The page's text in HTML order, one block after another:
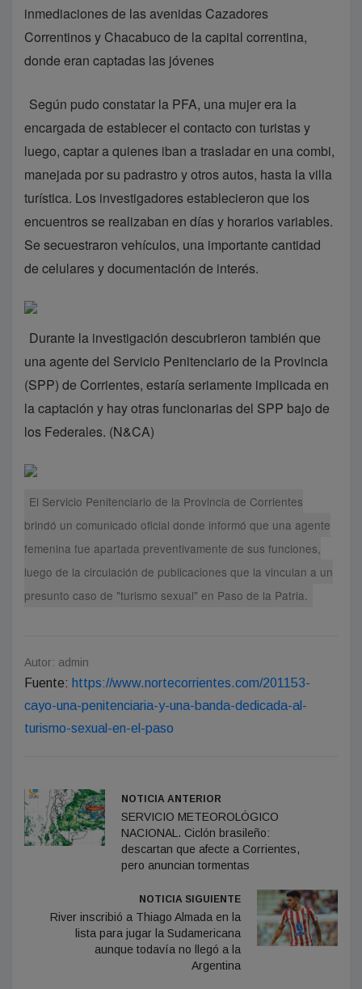
inmediaciones de las avenidas Cazadores
Correntinos y Chacabuco de la capital correntina,
donde eran captadas las jóvenes
Según pudo constatar la PFA, una mujer era la
encargada de establecer el contacto con turistas y
luego, captar a quienes iban a trasladar en una combi,
manejada por su padrastro y otros autos, hasta la villa
turística. Los investigadores establecieron que los
encuentros se realizaban en días y horarios variables.
Se secuestraron vehículos, una importante cantidad
de celulares y documentación de interés.
Durante la investigación descubrieron también que
una agente del Servicio Penitenciario de la Provincia
(SPP) de Corrientes, estaría seriamente implicada en
la captación y hay otras funcionarias del SPP bajo de
los Federales. (N&CA)
El Servicio Penitenciario de la Provincia de Corrientes
brindó un comunicado oficial donde informó que una agente
femenina fue apartada preventivamente de sus funciones,
luego de la circulación de publicaciones que la vinculan a un
presunto caso de "turismo sexual" en Paso de la Patria.
Autor: admin
Fuente: https://www.nortecorrientes.com/201153-
cayo-una-penitenciaria-y-una-banda-dedicada-al-
turismo-sexual-en-el-paso
NOTICIA ANTERIOR
SERVICIO METEOROLÓGICO
NACIONAL. Ciclón brasileño:
descartan que afecte a Corrientes,
pero anuncian tormentas
NOTICIA SIGUIENTE
River inscribió a Thiago Almada en la
lista para jugar la Sudamericana
aunque todavía no llegó a la
Argentina